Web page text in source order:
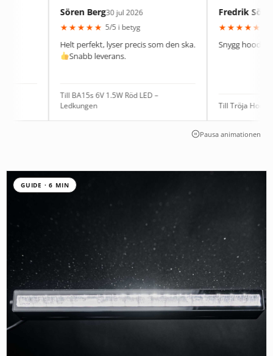
Sören Berg30 jul 2026
★★ 5/5 i betyg
Helt perfekt, lyser precis som den ska.
Snabb leverans.
Till BA15s 6V 1.5W Röd LED –
Ledkungen
Fredrik Söder28 jul
★★ 5/5 i betyg
Snygg hoodie med bra
Till Tröja Hoodie
Pausa animationen
GUIDE · 6 MIN